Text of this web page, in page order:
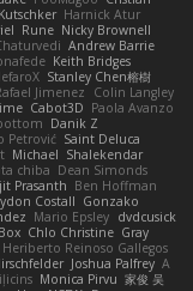
Harnick Atur
Rune Nicky Brownell
Andrew Barrie
Keith Bridges
Stanley Chen榕樹
Jimenez
Colin Langley
Cabot3D Paola Avanzo
Danik Z
Petrović Saint Deluca
Michael Shalekendar
chiba Dean Simonds
Prasanth Ben Hoffman
Costall Gonzako
Mario Epsley dvdcusick
Chlo Christine Gray
Heriberto Reinoso Gallegos
Joshua Palfrey A
Monica Pirvu 家俊 吴